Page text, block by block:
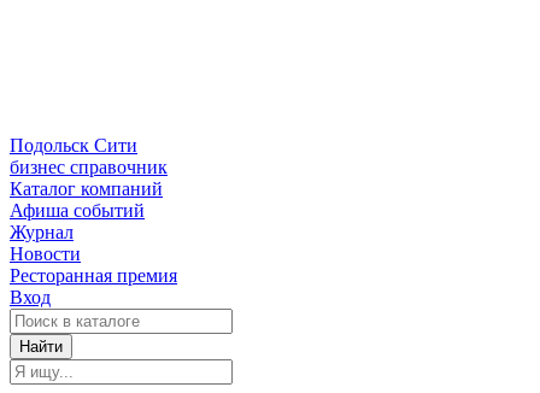
Подольск Сити
бизнес справочник
Каталог компаний
Афиша событий
Журнал
Новости
Ресторанная премия
Вход
Найти